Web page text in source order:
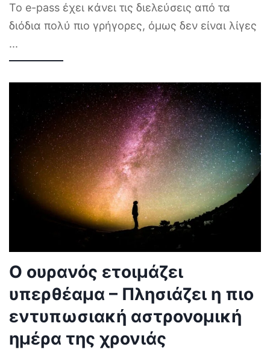
Το e-pass έχει κάνει τις διελεύσεις από τα
διόδια πολύ πιο γρήγορες, όμως δεν είναι λίγες
...
Ο ουρανός ετοιμάζει
υπερθέαμα – Πλησιάζει η πιο
εντυπωσιακή αστρονομική
ημέρα της χρονιάς